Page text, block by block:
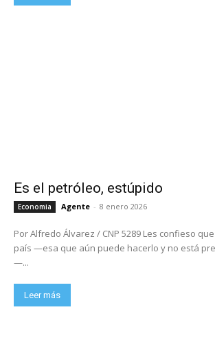
Es el petróleo, estúpido
Economia Agente - 8 enero 2026
Por Alfredo Álvarez / CNP 5289 Les confieso
país —esa que aún puede hacerlo y no está
—...
Leer más